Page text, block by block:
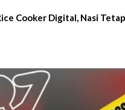
Cooker Digital, Nasi